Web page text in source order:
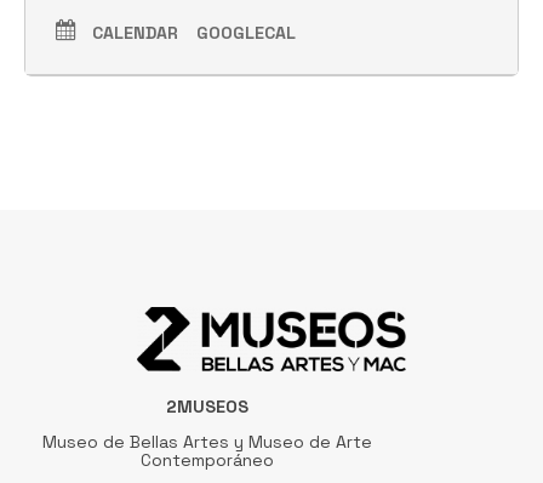
CALENDAR GOOGLECAL
2MUSEOS
Museo de Bellas Artes y Museo de Arte
Contemporáneo